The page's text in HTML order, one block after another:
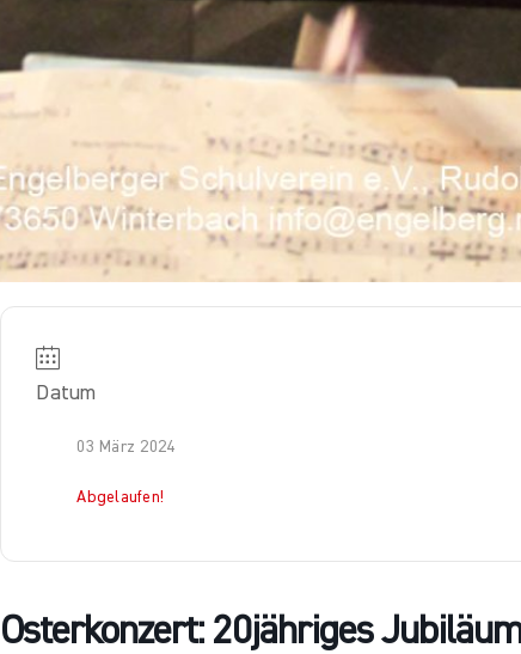
Datum
03 März 2024
Abgelaufen!
Osterkonzert: 20jähriges